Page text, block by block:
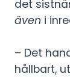
det
även i
– Det
hållbart,